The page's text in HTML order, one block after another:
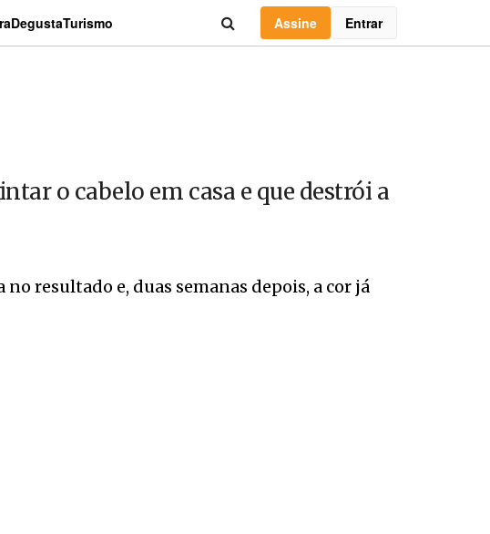
DegustaTurismo Assine Entrar
o cabelo em casa e que destrói a
resultado e, duas semanas depois, a cor já